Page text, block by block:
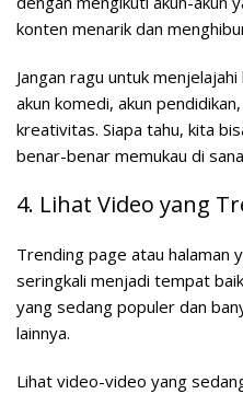
konten menarik dan
Jangan ragu untuk
akun komedi, akun
kreativitas. Siapa tahu, kita
benar-benar memukau di
4. Lihat Video yang
Trending page atau halaman
seringkali menjadi tempat
yang sedang populer dan
lainnya.
Lihat video-video yang